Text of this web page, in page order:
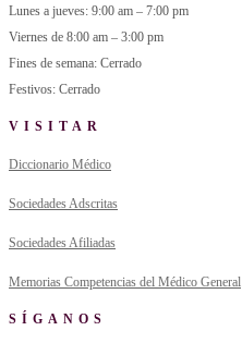
Lunes a jueves: 9:00 am – 7:00 pm
Viernes de 8:00 am – 3:00 pm
Fines de semana: Cerrado
Festivos: Cerrado
VISITAR
Diccionario Médico
Sociedades Adscritas
Sociedades Afiliadas
Memorias Competencias del Médico General
SÍGANOS